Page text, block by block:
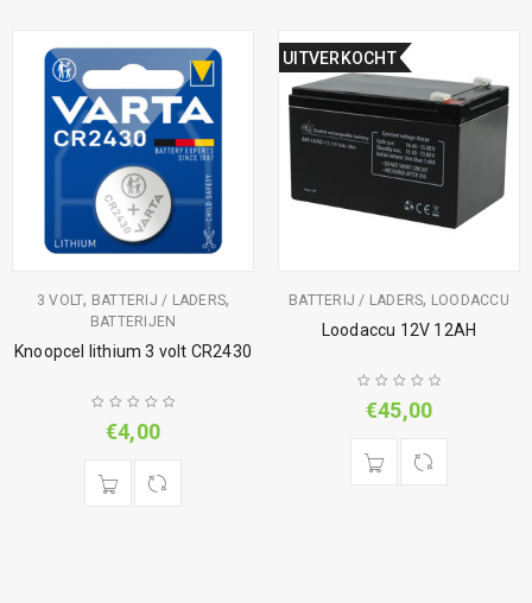
3 VOLT, BATTERIJ / LADERS,
BATTERIJEN
Knoopcel lithium 3 volt CR2430
€4,00
UITVERKOCHT
BATTERIJ / LADERS, LOODACCU
Loodaccu 12V 12AH
€45,00